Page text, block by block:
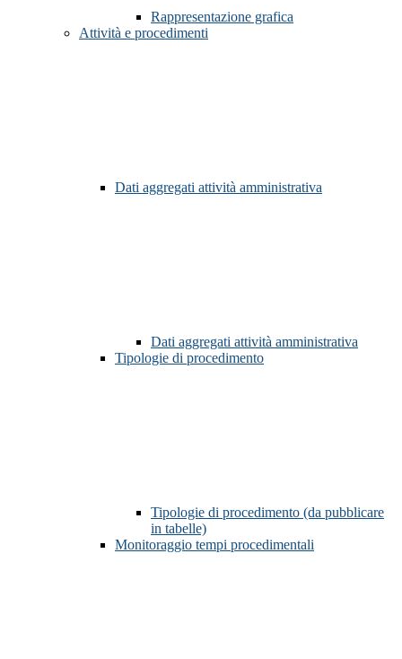
Rappresentazione grafica
Attività e procedimenti
Dati aggregati attività amministrativa
Dati aggregati attività amministrativa
Tipologie di procedimento
Tipologie di procedimento (da pubblicare
in tabelle)
Monitoraggio tempi procedimentali